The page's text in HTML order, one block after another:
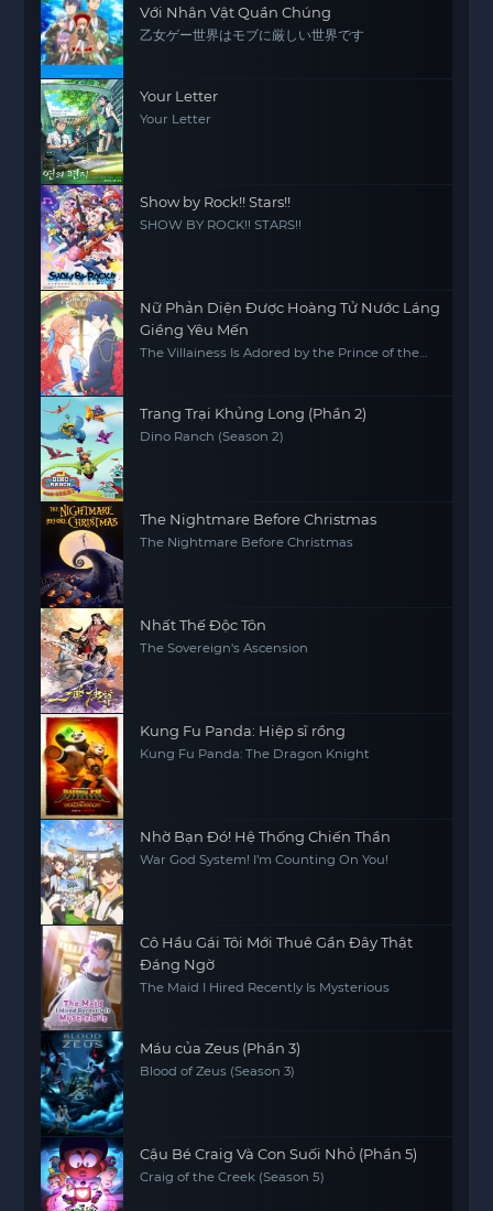
Với Nhân Vật Quần Chúng
乙女ゲー世界はモブに厳しい世界です
Your Letter
Your Letter
Show by Rock!! Stars!!
SHOW BY ROCK!! STARS!!
Nữ Phản Diện Được Hoàng Tử Nước Láng
Giềng Yêu Mến
The Villainess Is Adored by the Prince of the
Trang Trại Khủng Long (Phần 2)
Dino Ranch (Season 2)
The Nightmare Before Christmas
The Nightmare Before Christmas
Nhất Thế Độc Tôn
The Sovereign's Ascension
Kung Fu Panda: Hiệp sĩ rồng
Kung Fu Panda: The Dragon Knight
Nhờ Bạn Đó! Hệ Thống Chiến Thần
War God System! I’m Counting On You!
Cô Hầu Gái Tôi Mới Thuê Gần Đây Thật
Đáng Ngờ
The Maid I Hired Recently Is Mysterious
Máu của Zeus (Phần 3)
Blood of Zeus (Season 3)
Cậu Bé Craig Và Con Suối Nhỏ (Phần 5)
Craig of the Creek (Season 5)